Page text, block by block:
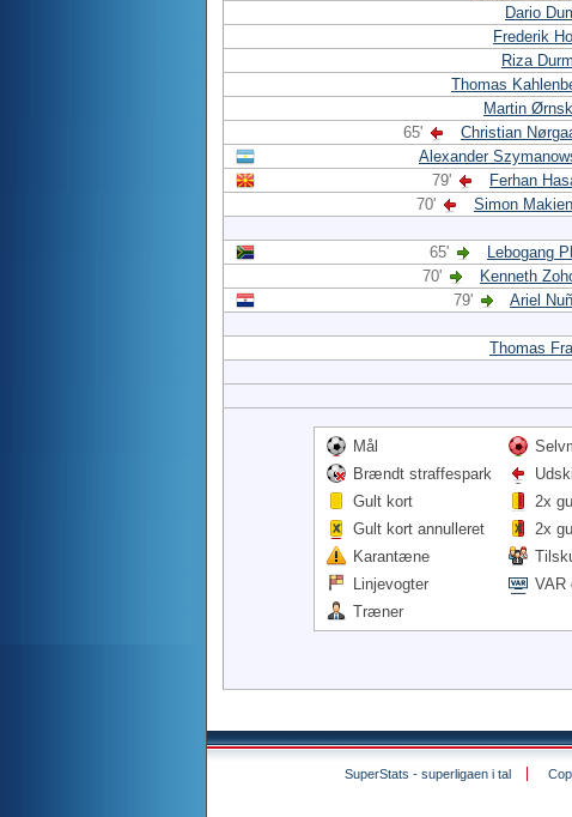
Dario
Frederik
Riza
Thomas
Martin
65'
Christian
Alexander
79'
Ferhan
70'
Simon
65' Lebogang
70'
Kenneth
79'
Ariel
Thomas
Mål
Brændt straffespark
Gult kort
2x gul
Gult kort annulleret
2x
Karantæne
Linjevogter
VAR
Træner
SuperStats - superligaen i tal